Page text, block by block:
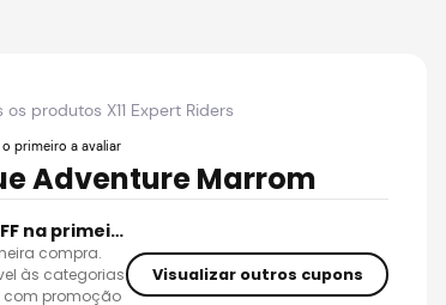
os produtos X11 Expert Riders
o primeiro a avaliar
Adventure Marrom
Cupom de 5% OFF na primeira compra
compra.
às categorias
com promoção
Visualizar outros cupons